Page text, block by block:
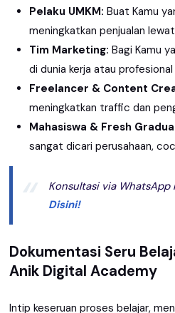
Pelaku UMKM: Buat Kamu
meningkatkan penjualan
Tim Marketing: Bagi Kamu
di dunia kerja atau
Freelancer & Content
meningkatkan traffic dan
Mahasiswa & Fresh
sangat dicari perusahaan,
Konsultasi via WhatsApp
Disini!
Dokumentasi Seru
Anik Digital Academy
Intip keseruan proses belajar,